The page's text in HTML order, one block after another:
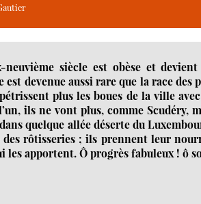
neuvième siècle est obèse et
devenue aussi rare que la race
plus les boues de la ville
ils ne vont plus, comme Scudéry,
quelque allée déserte du
rôtisseries ; ils prennent leur
les apportent. Ô progrès fabuleux ! ô